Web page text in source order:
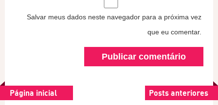
Salvar meus dados neste navegador para a próxima vez
que eu comentar.
Página inicial Posts anteriores